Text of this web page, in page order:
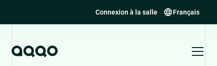
Connexion à la salle Français